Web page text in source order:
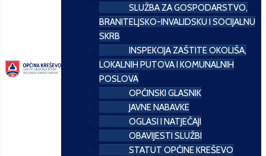
SLUŽBA ZA GOSPODARSTVO,
BRANITELJSKO-INVALIDSKU I SOCIJALNU
SKRB
INSPEKCIJA ZAŠTITE OKOLIŠA,
LOKALNIH PUTOVA I KOMUNALNIH
POSLOVA
OPĆINSKI GLASNIK
JAVNE NABAVKE
OGLASI I NATJEČAJI
OBAVIJESTI SLUŽBI
STATUT OPĆINE KREŠEVO